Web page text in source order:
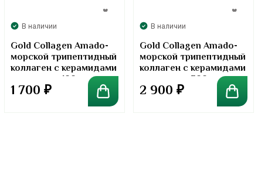
В наличии
Gold Collagen Amado-
морской трипептидный
коллаген с керамидами
в порошке. 100 грамм
1 700 ₽
В наличии
Gold Collagen Amado-
морской трипептидный
коллаген с керамидами
в порошке. 300 грамм
2 900 ₽